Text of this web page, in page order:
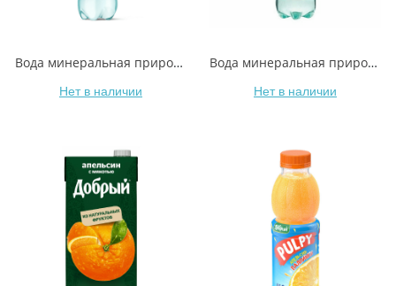
Вода минеральная природная Borjomi газированная 1,25 л
Нет в наличии
Вода минеральная природная Borjomi газированная 0,5 л
Нет в наличии